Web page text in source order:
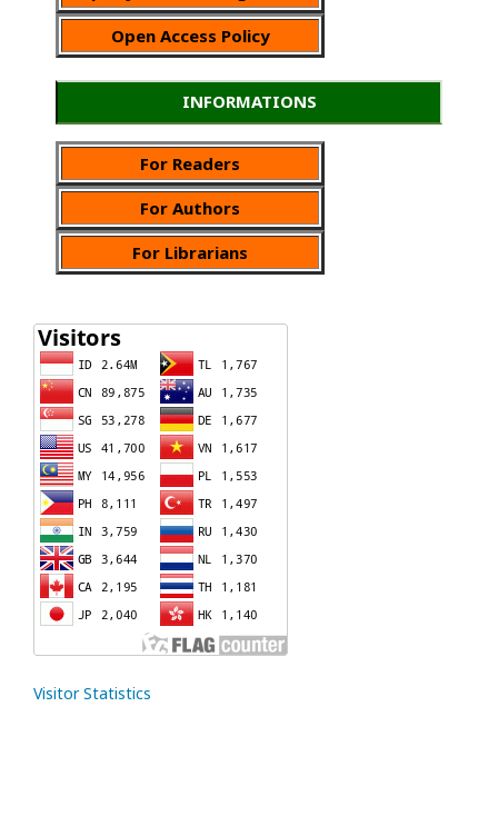
Open Access Policy
INFORMATIONS
For Readers
For Authors
For Librarians
Visitor Statistics